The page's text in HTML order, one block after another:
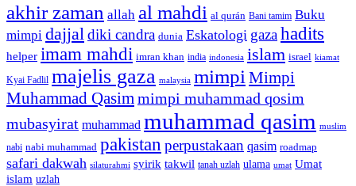
akhir zaman allah al mahdi al qurán Bani tamim Buku
mimpi dajjal diki candra dunia Eskatologi gazahadits
helper imam mahdi imran khan india indonesia islam israel kiamat
Kyai Fadlil majelis gaza malaysia mimpi Mimpi
Muhammad Qasim mimpi muhammad qosim
mubasyirat muhammad muhammad qasim muslim
nabi nabi muhammad pakistan perpustakaan qasim roadmap
safari dakwah silaturahmi syirik takwil tanah uzlah ulama umat Umat
islam uzlah